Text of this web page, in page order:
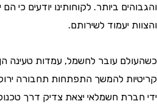
ביותר. לקוחותינו יודעים כי הם
יעמוד לשירותם.
עובר לחשמל, עמדות טעינה הן לא
להמשך התפתחות תחבורה ירוקה
חשמלאי יצאת צדיק דרך